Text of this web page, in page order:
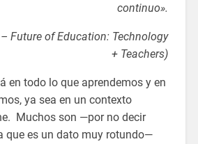
continuo».
Future of Education: Technology
+ Teachers)
en todo lo que aprendemos y en
ya sea en un contexto
Muchos son —por no decir
que es un dato muy rotundo—